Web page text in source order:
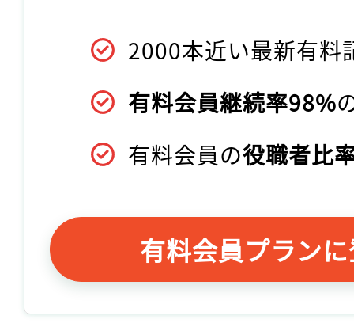
2000本近い最新有料
有料会員継続率98%
有料会員の役職者比
有料会員プラン